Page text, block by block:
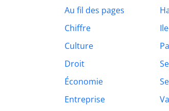
Au fil des pages
Chiffre
Culture
Droit
Économie
Entreprise